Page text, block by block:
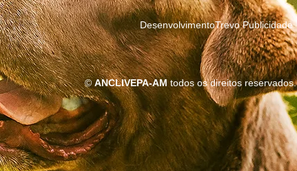
DesenvolvimentoTrevo Publicidade
©ANCLIVEPA-AM todos os direitos reservados.